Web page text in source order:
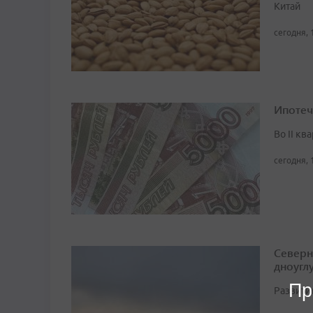
Китай
сегодня,
Во II
сегодня,